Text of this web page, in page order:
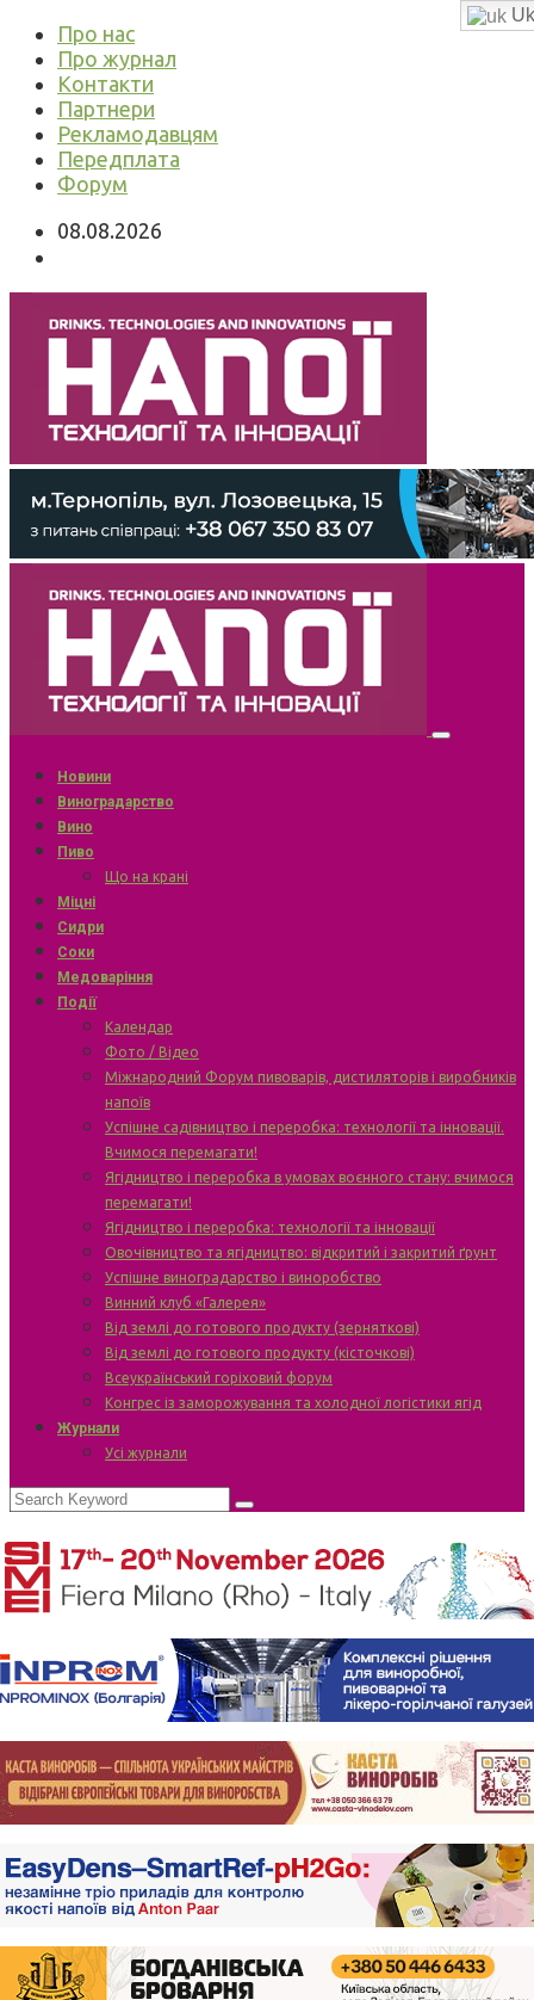
Про нас
Про журнал
Контакти
Партнери
Рекламодавцям
Передплата
Форум
08.08.2026
Новини
Виноградарство
Вино
Пиво
Що на крані
Міцні
Сидри
Соки
Медоваріння
Події
Календар
Фото / Відео
Міжнародний Форум пивоварів, дистиляторів і виробників
напоїв
Успішне садівництво і переробка: технології та інновації.
Вчимося перемагати!
Ягідництво і переробка в умовах воєнного стану: вчимося
перемагати!
Ягідництво і переробка: технології та інновації
Овочівництво та ягідництво: відкритий і закритий ґрунт
Успішне виноградарство і виноробство
Винний клуб «Галерея»
Від землі до готового продукту (зерняткові)
Від землі до готового продукту (кісточкові)
Всеукраїнський горіховий форум
Конгрес із заморожування та холодної логістики ягід
Журнали
Усі журнали